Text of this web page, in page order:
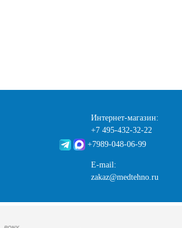
Интернет-магазин:
+7 495-432-32-22
+7989-048-06-99
E-mail:
zakaz@medtehno.ru